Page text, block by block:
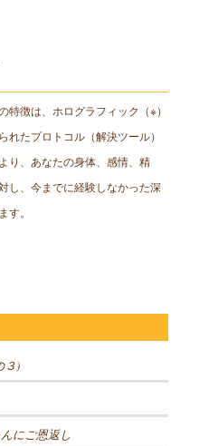
特徴は、ホログラフィック（※）
たプロトコル（解決ツール）
り、あなたの身体、感情、精
し、今までに経験しなかった深
。
３)
にご恩返し